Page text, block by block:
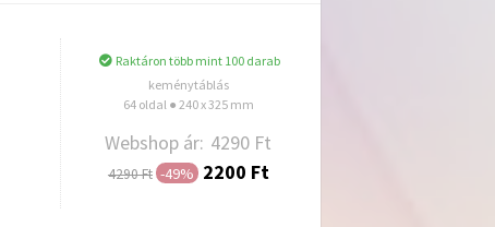
Raktáron több mint 100 darab
keménytáblás
64 oldal ● 240 x 325 mm
Webshop ár: 4290 Ft
4290 Ft -49% 2200 Ft